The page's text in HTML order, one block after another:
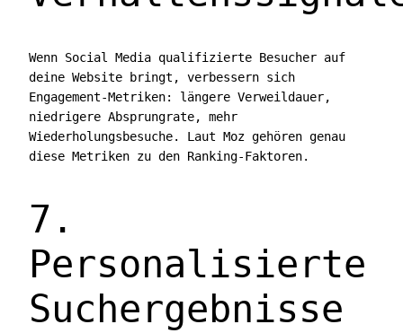
Wenn Social Media qualifizierte Besucher auf
deine Website bringt, verbessern sich
Engagement-Metriken: längere Verweildauer,
niedrigere Absprungrate, mehr
Wiederholungsbesuche. Laut Moz gehören genau
diese Metriken zu den Ranking-Faktoren.
7.
Personalisierte
Suchergebnisse